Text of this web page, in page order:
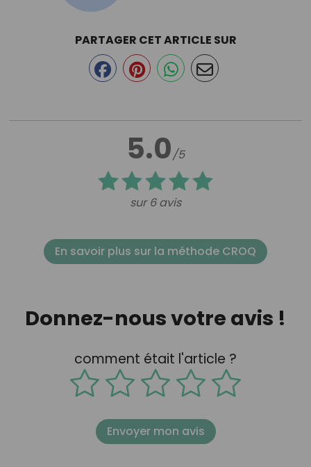
5.0/5
sur 6 avis
PARTAGER CET ARTICLE SUR
En savoir plus sur la méthode CROQ
Donnez-nous votre avis !
comment était l'article ?
Envoyer mon avis